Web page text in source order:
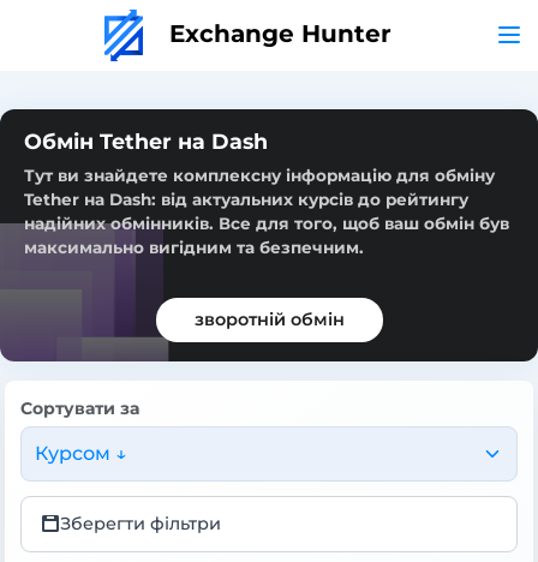
Exchange Hunter
Обмін Tether на Dash
Тут ви знайдете комплексну інформацію для обміну
Tether на Dash: від актуальних курсів до рейтингу
надійних обмінників. Все для того, щоб ваш обмін був
максимально вигідним та безпечним.
зворотній обмін
Сортувати за
Курсом ↓
Зберегти фільтри